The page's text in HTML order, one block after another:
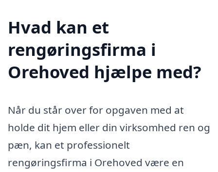
Hvad kan et
rengøringsfirma i
Orehoved hjælpe med?
Når du står over for opgaven med at
holde dit hjem eller din virksomhed ren og
pæn, kan et professionelt
rengøringsfirma i Orehoved være en